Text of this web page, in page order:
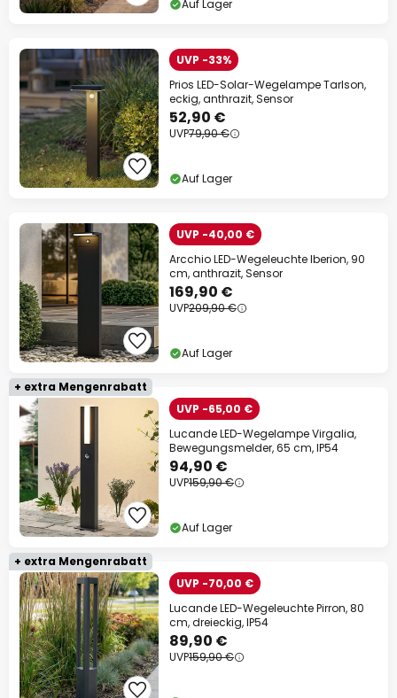
Auf Lager
UVP -33%
Prios LED-Solar-Wegelampe Tarlson,
eckig, anthrazit, Sensor
52,90 €
UVP79,90 €
Auf Lager
UVP -40,00 €
Arcchio LED-Wegeleuchte Iberion, 90
cm, anthrazit, Sensor
169,90 €
UVP209,90 €
Auf Lager
+ extra Mengenrabatt
UVP -65,00 €
Lucande LED-Wegelampe Virgalia,
Bewegungsmelder, 65 cm, IP54
94,90 €
UVP159,90 €
Auf Lager
+ extra Mengenrabatt
UVP -70,00 €
Lucande LED-Wegeleuchte Pirron, 80
cm, dreieckig, IP54
89,90 €
UVP159,90 €